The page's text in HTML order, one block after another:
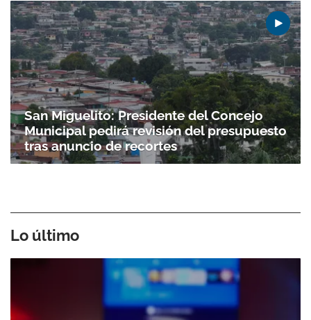
San Miguelito: Presidente del Concejo
Municipal pedirá revisión del presupuesto
tras anuncio de recortes
Lo último